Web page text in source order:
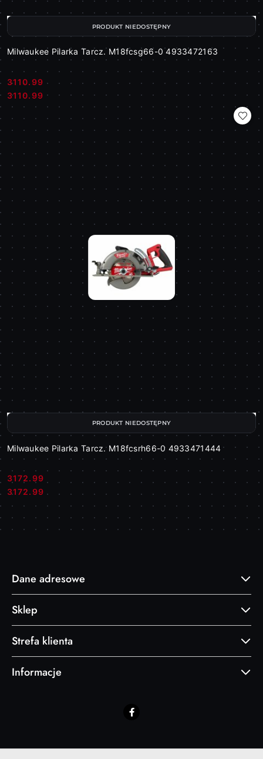
Milwaukee Pilarka Tarcz. M18fcsg66-0 4933472163
Cena:
3110.99
Cena:
3110.99
PRODUKT NIEDOSTĘPNY
Milwaukee Pilarka Tarcz. M18fcsrh66-0 4933471444
Cena:
3172.99
Cena:
3172.99
PRODUKT NIEDOSTĘPNY
Dane adresowe
Sklep
Strefa klienta
Informacje